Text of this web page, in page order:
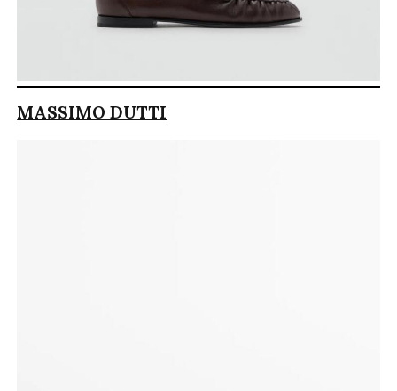
MASSIMO DUTTI